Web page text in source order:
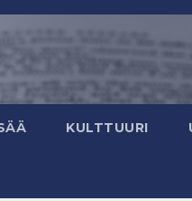
KULTTUURI